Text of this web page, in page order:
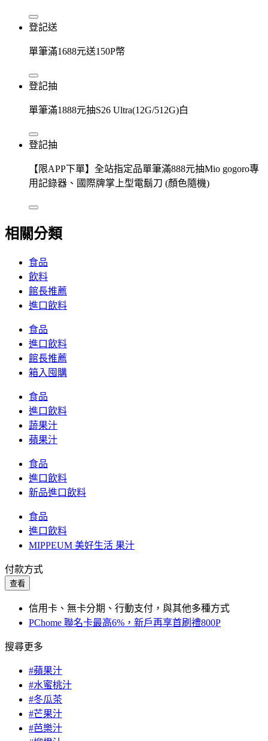
登記送
單筆滿1688元送150P幣
登記抽
單筆滿1888元抽S26 Ultra(12G/512G)白
登記抽
【限APP下單】全站指定品單筆滿888元抽Mio gogoro專
用記錄器、國際牌掌上型電鬍刀 (顏色隨機)
相關分類
食品
飲料
館長推薦
進口飲料
食品
進口飲料
館長推薦
箱入囤購
食品
進口飲料
蔬果汁
蘋果汁
食品
進口飲料
新品進口飲料
食品
進口飲料
MIPPEUM 美好生活 果汁
付款方式
查看
信用卡、無卡分期、行動支付，與其他多種方式
PChome 聯名卡最高6%，新戶再享首刷禮800P
搜尋更多
#蘋果汁
#水蜜桃汁
#冬瓜茶
#芒果汁
#芭樂汁